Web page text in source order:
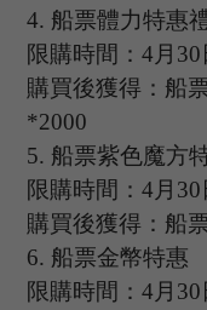
4. 船票體力特惠
限購時間：4 月 30
購買後獲得：船
*2000
5. 船票紫色魔方
限購時間：4 月 30
購買後獲得：船
6. 船票金幣特惠
限購時間：4 月 30